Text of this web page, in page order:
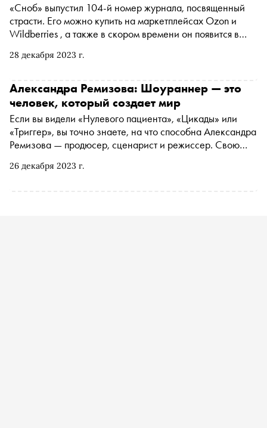
28 декабря 2023 г.
«Сноб» выпустил 104-й номер журнала, посвященный
страсти. Его можно купить на маркетплейсах Ozon и
Wildberries , а также в скором времени он появится в
Selgros, «Окей», «Гиперглобус» и в киосках «Пресса»
26 декабря 2023 г.
Александра Ремизова: Шоураннер — это
человек, который создает мир
Если вы видели «Нулевого пациента», «Цикады» или
«Триггер», вы точно знаете, на что способна Александра
Ремизова — продюсер, сценарист и режиссер. Свою
своей главной страсти — кино